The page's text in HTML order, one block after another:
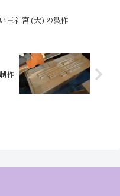
三社宮(大)の製作
作